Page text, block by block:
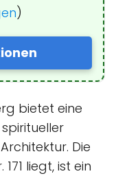
)
bietet eine
Die
liegt, ist ein